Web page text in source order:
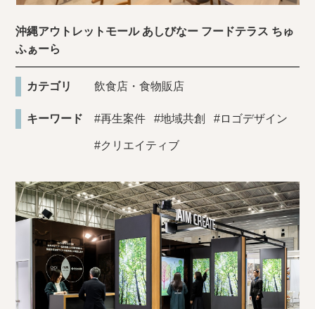
沖縄アウトレットモール あしびなー フードテラス ちゅ
ふぁーら
カテゴリ 飲食店・食物販店
キーワード #再生案件 #地域共創 #ロゴデザイン
#クリエイティブ